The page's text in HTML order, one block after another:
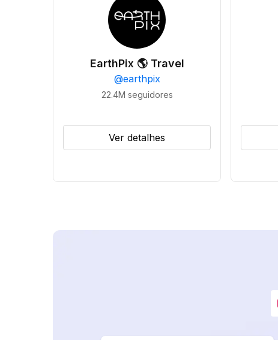
EarthPix 🌎 Travel
@earthpix
22.4M seguidores
Ver detalhes